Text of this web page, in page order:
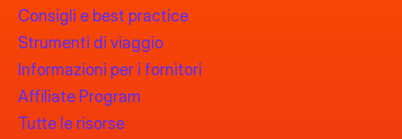
Consigli e best practice
Strumenti di viaggio
Informazioni per i fornitori
Affiliate Program
Tutte le risorse